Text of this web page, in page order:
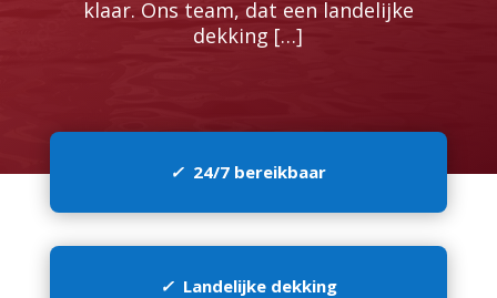
klaar.​ Ons team, dat een landelijke
dekking […]
✓ 24/7 bereikbaar
✓ Landelijke dekking